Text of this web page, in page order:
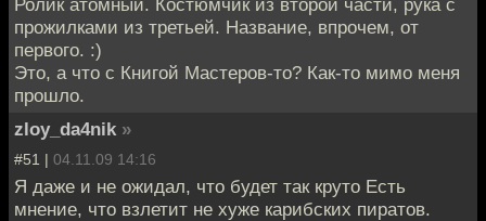
прожилками из третьей. Название, впрочем, от
первого. :)
Это, а что с Книгой Мастеров-то? Как-то мимо меня
прошло.
zloy_da4nik »
#51 | 04.11.09 14:16
Я даже и не ожидал, что будет так круто Есть
мнение, что взлетит не хуже карибских пиратов.